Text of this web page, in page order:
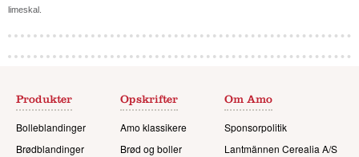
limeskal.
Produkter
Bolleblandinger
Brødblandinger
Opskrifter
Amo klassikere
Brød og boller
Om Amo
Sponsorpolitik
Lantmännen Cerealia A/S